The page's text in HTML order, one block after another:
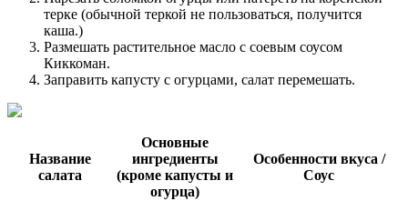
терке (обычной теркой не пользоваться, получится
каша.)
Размешать растительное масло с соевым соусом
Киккоман.
Заправить капусту с огурцами, салат перемешать.
Название
салата
Основные
ингредиенты
(кроме капусты и
огурца)
Особенности вкуса /
Соус